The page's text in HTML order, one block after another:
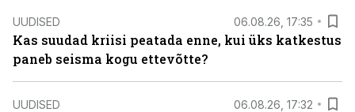
UUDISED 06.08.26, 17:35
Kas suudad kriisi peatada enne, kui üks katkestus
paneb seisma kogu ettevõtte?
UUDISED 06.08.26, 17:32